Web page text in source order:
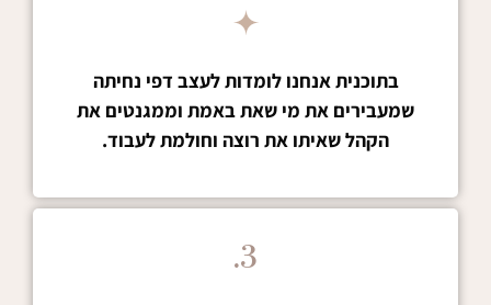
בתוכנית אנחנו לומדות לעצב דפי נחיתה
שמעבירים את מי שאת באמת וממגנטים את
הקהל שאיתו את רוצה וחולמת לעבוד.
3.